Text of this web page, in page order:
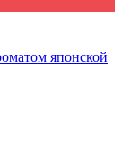
японской